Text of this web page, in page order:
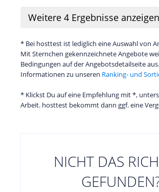
Weitere 4 Ergebnisse anzeigen
* Bei hosttest ist lediglich eine Auswahl von
Mit Sternchen gekennzeichnete Angebote
Bedingungen auf der Angebotsdetailseite
Informationen zu unseren Ranking- und
* Klickst Du auf eine Empfehlung mit *,
Arbeit. hosttest bekommt dann ggf. eine
NICHT DAS